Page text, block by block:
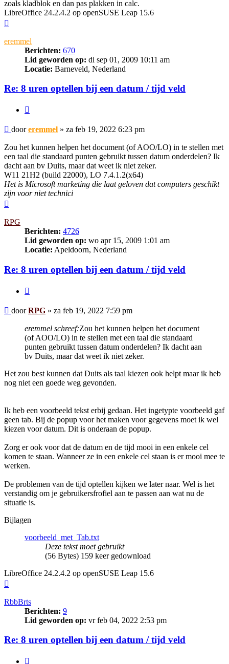
zoals kladblok en dan pas plakken in calc.
LibreOffice 24.2.4.2 op openSUSE Leap 15.6
eremmel
Berichten: 670
Lid geworden op: di sep 01, 2009 10:11 am
Locatie: Barneveld, Nederland
Re: 8 uren optellen bij een datum / tijd veld
Bericht
dooreremmel » za feb 19, 2022 6:23 pm
Zou het kunnen helpen het document (of AOO/LO) in te stellen met
een taal die standaard punten gebruikt tussen datum onderdelen? Ik
dacht aan bv Duits, maar dat weet ik niet zeker.
W11 21H2 (build 22000), LO 7.4.1.2(x64)
Het is Microsoft marketing die laat geloven dat computers geschikt
zijn voor niet technici
RPG
Berichten: 4726
Lid geworden op: wo apr 15, 2009 1:01 am
Locatie: Apeldoorn, Nederland
Re: 8 uren optellen bij een datum / tijd veld
Bericht
doorRPG » za feb 19, 2022 7:59 pm
eremmel schreef:Zou het kunnen helpen het document
(of AOO/LO) in te stellen met een taal die standaard
punten gebruikt tussen datum onderdelen? Ik dacht aan
bv Duits, maar dat weet ik niet zeker.
Het zou best kunnen dat Duits als taal kiezen ook helpt maar ik heb
nog niet een goede weg gevonden.
Ik heb een voorbeeld tekst erbij gedaan. Het ingetypte voorbeeld gaf
geen tab. Bij de popup voor het maken voor gegevens moet ik wel
kiezen voor datum. Dit is onderaan de popup.
Zorg er ook voor dat de datum en de tijd mooi in een enkele cel
komen te staan. Wanneer ze in een enkele cel staan is er mooi mee te
werken.
De problemen van de tijd optellen kijken we later naar. Wel is het
verstandig om je gebruikersfrofiel aan te passen aan wat nu de
situatie is.
Bijlagen
voorbeeld_met_Tab.txt
Deze tekst moet gebruikt
(56 Bytes) 159 keer gedownload
LibreOffice 24.2.4.2 op openSUSE Leap 15.6
RbbBrts
Berichten: 9
Lid geworden op: vr feb 04, 2022 2:53 pm
Re: 8 uren optellen bij een datum / tijd veld